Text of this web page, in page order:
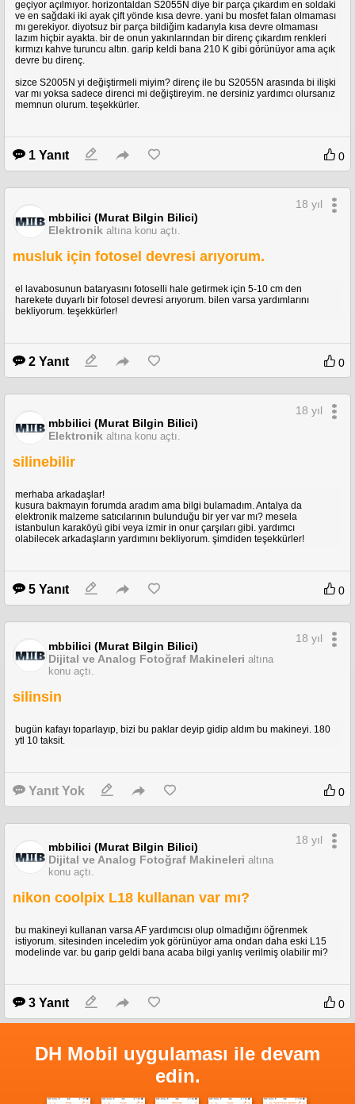
geçiyor açılmıyor. horizontaldan S2055N diye bir parça çıkardım en soldaki
ve en sağdaki iki ayak çift yönde kısa devre. yani bu mosfet falan olmaması
mı gerekiyor. diyotsuz bir parça bildiğim kadarıyla kısa devre olmaması
lazım hiçbir ayakta. bir de onun yakınlarından bir direnç çıkardım renkleri
kırmızı kahve turuncu altın. garip keldi bana 210 K gibi görünüyor ama açık
devre bu direnç.
sizce S2005N yi değiştirmeli miyim? direnç ile bu S2055N arasında bi ilişki
var mı yoksa sadece direnci mi değiştireyim. ne dersiniz yardımcı olursanız
memnun olurum. teşekkürler.
1 Yanıt 0
mbbilici (Murat Bilgin Bilici)
Elektronik altına konu açtı.
18 yıl
musluk için fotosel devresi arıyorum.
el lavabosunun bataryasını fotoselli hale getirmek için 5-10 cm den
harekete duyarlı bir fotosel devresi arıyorum. bilen varsa yardımlarını
bekliyorum. teşekkürler!
2 Yanıt 0
mbbilici (Murat Bilgin Bilici)
Elektronik altına konu açtı.
18 yıl
silinebilir
merhaba arkadaşlar!
kusura bakmayın forumda aradım ama bilgi bulamadım. Antalya da
elektronik malzeme satıcılarının bulunduğu bir yer var mı? mesela
istanbulun karaköyü gibi veya izmir in onur çarşıları gibi. yardımcı
olabilecek arkadaşların yardımını bekliyorum. şimdiden teşekkürler!
5 Yanıt 0
mbbilici (Murat Bilgin Bilici)
Dijital ve Analog Fotoğraf Makineleri altına
konu açtı.
18 yıl
silinsin
bugün kafayı toparlayıp, bizi bu paklar deyip gidip aldım bu makineyi. 180
ytl 10 taksit.
Yanıt Yok 0
mbbilici (Murat Bilgin Bilici)
Dijital ve Analog Fotoğraf Makineleri altına
konu açtı.
18 yıl
nikon coolpix L18 kullanan var mı?
bu makineyi kullanan varsa AF yardımcısı olup olmadığını öğrenmek
istiyorum. sitesinden inceledim yok görünüyor ama ondan daha eski L15
modelinde var. bu garip geldi bana acaba bilgi yanlış verilmiş olabilir mi?
3 Yanıt 0
DH Mobil uygulaması ile devam
edin.